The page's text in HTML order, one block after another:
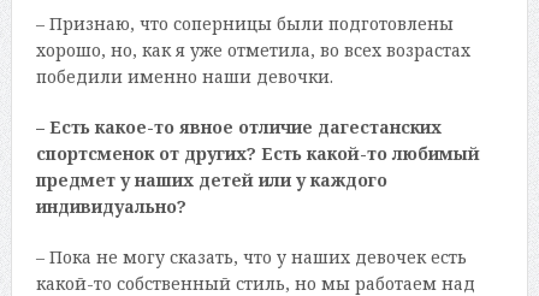
– Признаю, что соперницы были подготовлены
хорошо, но, как я уже отметила, во всех возрастах
победили именно наши девочки.
– Есть какое-то явное отличие дагестанских
спортсменок от других? Есть какой-то любимый
предмет у наших детей или у каждого
индивидуально?
– Пока не могу сказать, что у наших девочек есть
какой-то собственный стиль, но мы работаем над